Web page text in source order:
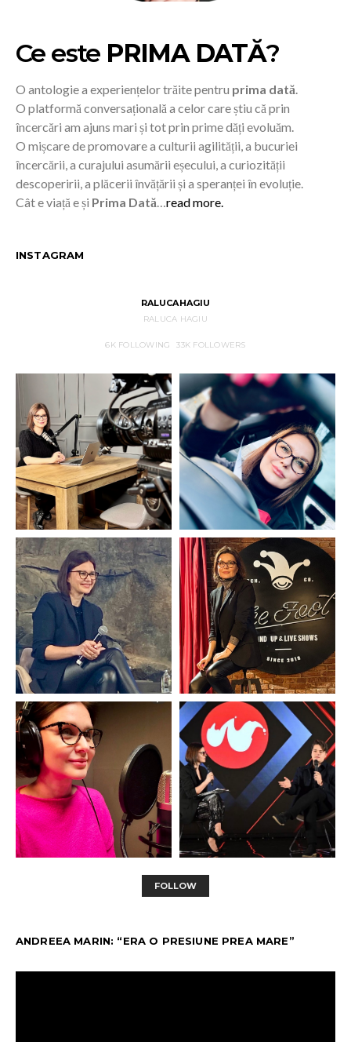
Ce este PRIMA DATĂ?
O antologie a experiențelor trăite pentru prima dată.
O platformă conversațională a celor care știu că prin
încercări am ajuns mari și tot prin prime dăți evoluăm.
O mișcare de promovare a culturii agilității, a bucuriei
încercării, a curajului asumării eșecului, a curiozității
descoperirii, a plăcerii învățării și a speranței în evoluție.
Cât e viață e și Prima Dată…read more.
INSTAGRAM
RALUCAHAGIU
RALUCA HAGIU
6KFOLLOWING 33K FOLLOWERS
FOLLOW
ANDREEA MARIN: “ERA O PRESIUNE PREA MARE”